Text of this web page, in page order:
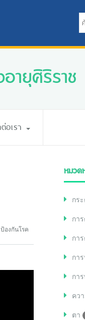
ายุศิริราช
อเรา
ป้องกันโรค
หมวด
กร
กา
กา
กา
กา
คว
ตา